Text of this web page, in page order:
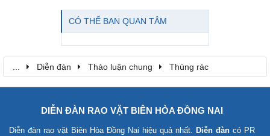
CÓ THỂ BẠN QUAN TÂM
... Diễn đàn Thảo luận chung Thùng rác
DIỄN ĐÀN RAO VẶT BIÊN HÒA ĐỒNG NAI
Diễn đàn rao vặt Biên Hòa Đồng Nai hiệu quả nhất. Diễn đàn có PR